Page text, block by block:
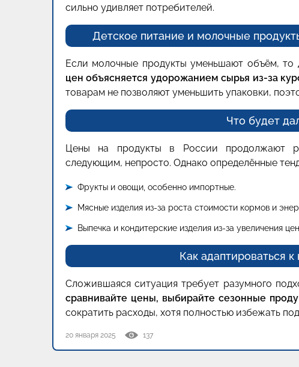
сильно удивляет потребителей.
Детское питание и молочные
Если молочные продукты уменьшают объём, то
цен объясняется удорожанием сырья из-за
товарам не позволяют уменьшить упаковки,
Что будет
Цены на продукты в России продолжают
следующим, непросто. Однако определённые
Фрукты и овощи, особенно импортные.
Мясные изделия из-за роста стоимости кормов и
Выпечка и кондитерские изделия из-за увеличения
Как адаптироваться
Сложившаяся ситуация требует разумного
сравнивайте цены, выбирайте сезонные
сократить расходы, хотя полностью избежать
20 января 2025 137